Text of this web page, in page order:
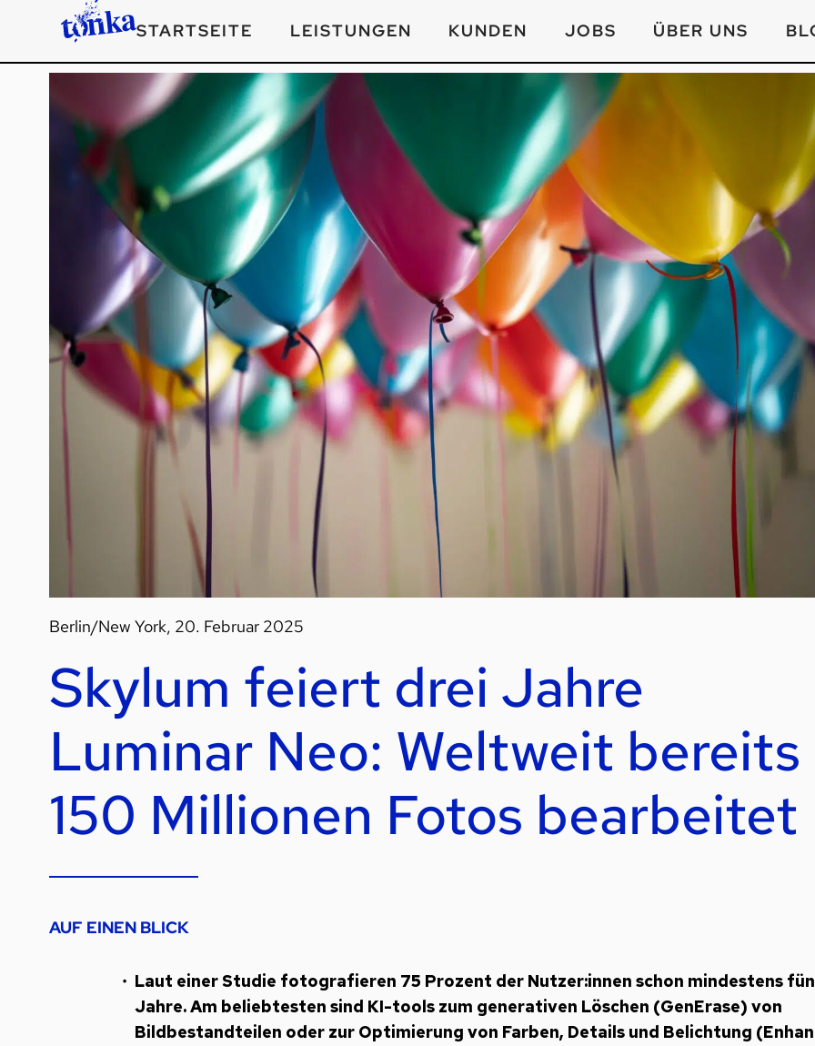
STARTSEITE LEISTUNGEN KUNDEN JOBS ÜBER UNS
Berlin/New York, 20. Februar 2025
Skylum feiert drei Jahre
Luminar Neo: Weltweit bereits
150 Millionen Fotos bearbeitet
AUF EINEN BLICK
Laut einer Studie fotografieren 75 Prozent der Nutzer:innen schon mindestens
Jahre. Am beliebtesten sind KI-tools zum generativen Löschen (GenErase) von
Bildbestandteilen oder zur Optimierung von Farben, Details und Belichtung